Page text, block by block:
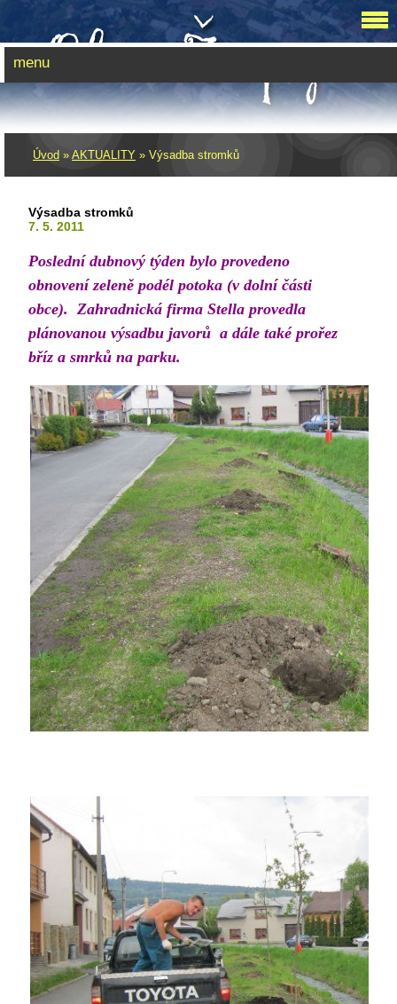
Úvod » AKTUALITY » Výsadba stromků
Výsadba stromků
7. 5. 2011
Poslední dubnový týden bylo provedeno
obnovení zeleně podél potoka (v dolní části
obce). Zahradnická firma Stella provedla
plánovanou výsadbu javorů a dále také prořez
bříz a smrků na parku.
menu